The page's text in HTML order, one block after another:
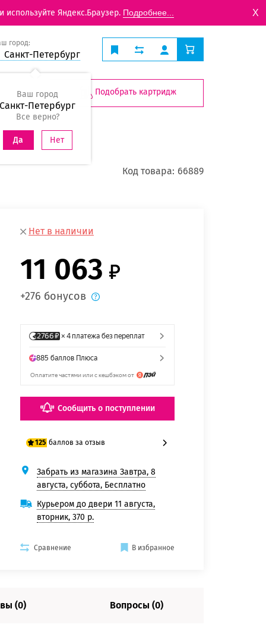
Яндекс.Браузер. Подробнее... X
город:
Санкт-Петербург
Ваш город
Санкт-Петербург
Все верно?
Да Нет
Подобрать картридж
Код товара: 66889
Нет в наличии
11 063
+276 бонусов
Сообщить о поступлении
125 баллов за отзыв
100 баллов
125 баллов
Забрать из магазина Завтра, 8
августа, суббота, Бесплатно
Курьером до двери 11 августа,
вторник, 370 р.
Сравнение В избранное
(0) Вопросы (0)